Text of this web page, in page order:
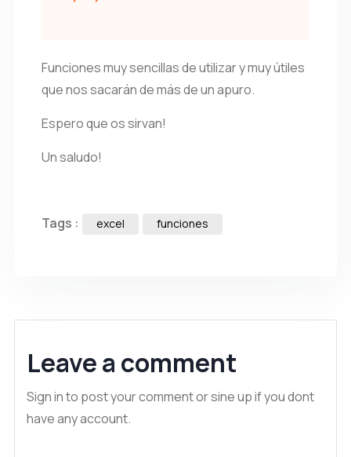
Funciones muy sencillas de utilizar y muy útiles
que nos sacarán de más de un apuro.
Espero que os sirvan!
Un saludo!
Tags : excel funciones
Leave a comment
Sign in to post your comment or sine up if you dont
have any account.